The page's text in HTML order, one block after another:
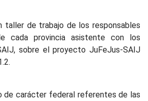
taller de trabajo de los responsables
cada provincia asistente con los
sobre el proyecto JuFeJus-SAIJ
de carácter federal referentes de las